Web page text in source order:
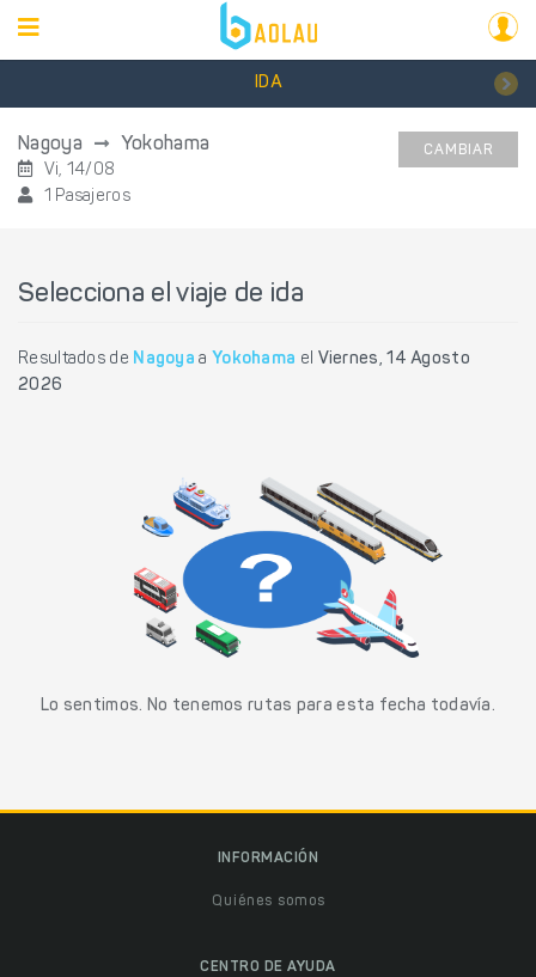
IDA
Nagoya Yokohama
Vi, 14/08
1 Pasajeros
CAMBIAR
Selecciona el viaje de ida
Resultados de Nagoya a Yokohama el Viernes, 14 Agosto
2026
Lo sentimos. No tenemos rutas para esta fecha todavía.
INFORMACIÓN
Quiénes somos
CENTRO DE AYUDA